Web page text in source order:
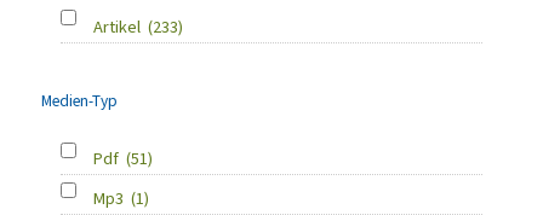
Artikel (233)
Medien-Typ
Pdf (51)
Mp3 (1)